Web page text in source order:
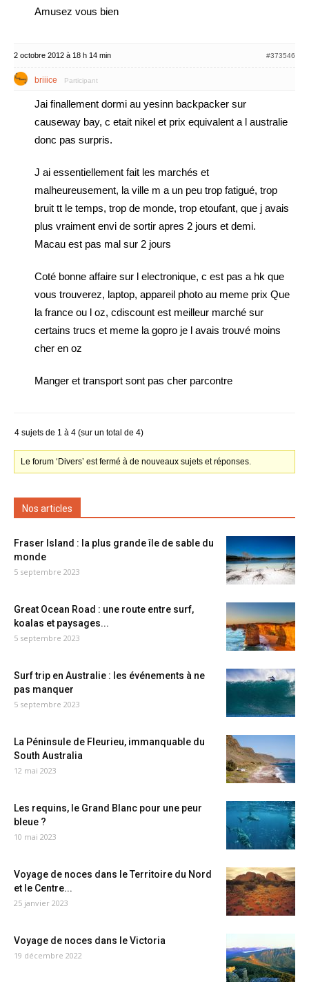
Amusez vous bien
2 octobre 2012 à 18 h 14 min #373546
briiice Participant
Jai finallement dormi au yesinn backpacker sur
causeway bay, c etait nikel et prix equivalent a l australie
donc pas surpris.
J ai essentiellement fait les marchés et
malheureusement, la ville m a un peu trop fatigué, trop
bruit tt le temps, trop de monde, trop etoufant, que j avais
plus vraiment envi de sortir apres 2 jours et demi.
Macau est pas mal sur 2 jours
Coté bonne affaire sur l electronique, c est pas a hk que
vous trouverez, laptop, appareil photo au meme prix Que
la france ou l oz, cdiscount est meilleur marché sur
certains trucs et meme la gopro je l avais trouvé moins
cher en oz
Manger et transport sont pas cher parcontre
4 sujets de 1 à 4 (sur un total de 4)
Le forum ‘Divers’ est fermé à de nouveaux sujets et réponses.
Nos articles
Fraser Island : la plus grande île de sable du
monde
5 septembre 2023
Great Ocean Road : une route entre surf,
koalas et paysages...
5 septembre 2023
Surf trip en Australie : les événements à ne
pas manquer
5 septembre 2023
La Péninsule de Fleurieu, immanquable du
South Australia
12 mai 2023
Les requins, le Grand Blanc pour une peur
bleue ?
10 mai 2023
Voyage de noces dans le Territoire du Nord
et le Centre...
25 janvier 2023
Voyage de noces dans le Victoria
19 décembre 2022